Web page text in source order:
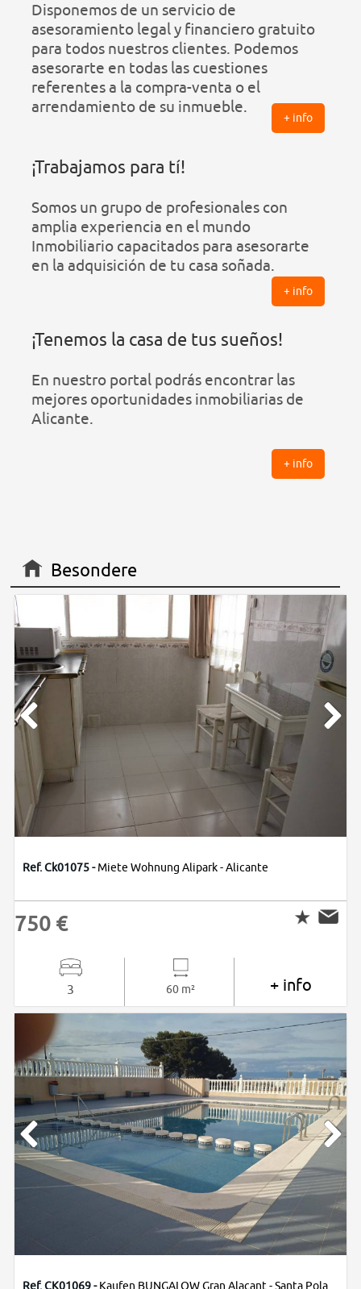
Disponemos de un servicio de
asesoramiento legal y financiero gratuito
para todos nuestros clientes. Podemos
asesorarte en todas las cuestiones
referentes a la compra-venta o el
arrendamiento de su inmueble.
+ info
¡Trabajamos para tí!
Somos un grupo de profesionales con
amplia experiencia en el mundo
Inmobiliario capacitados para asesorarte
en la adquisición de tu casa soñada.
+ info
¡Tenemos la casa de tus sueños!
En nuestro portal podrás encontrar las
mejores oportunidades inmobiliarias de
Alicante.
+ info
Besondere
Ref. Ck01075 -Miete Wohnung Alipark - Alicante
+ info
60 m²
3
750 €
Ref. CK01069 -Kaufen BUNGALOW Gran Alacant - Santa Pola